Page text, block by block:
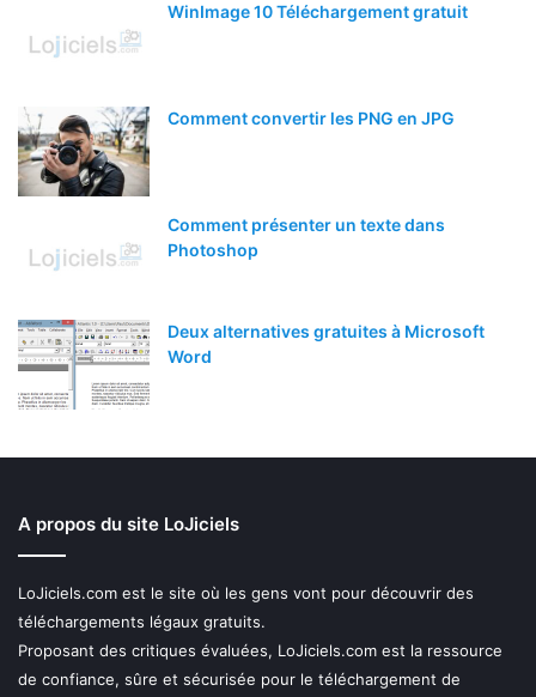
WinImage 10 Téléchargement gratuit
Comment convertir les PNG en JPG
Comment présenter un texte dans
Photoshop
Deux alternatives gratuites à Microsoft
Word
A propos du site LoJiciels
LoJiciels.com est le site où les gens vont pour découvrir des
téléchargements légaux gratuits.
Proposant des critiques évaluées, LoJiciels.com est la ressource
de confiance, sûre et sécurisée pour le téléchargement de